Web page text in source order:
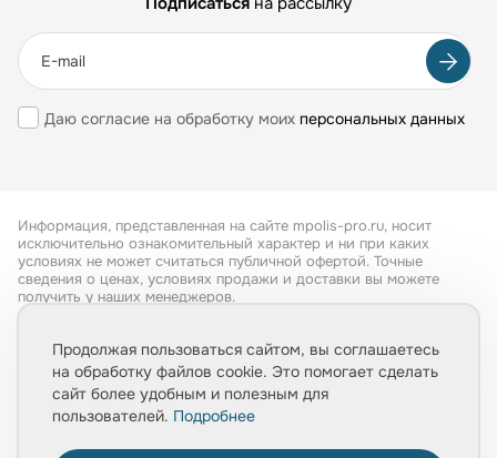
Даю согласие на обработку моих персональных данных
Информация, представленная на сайте mpolis-pro.ru, носит
исключительно ознакомительный характер и ни при каких
условиях не может считаться публичной офертой. Точные
сведения о ценах, условиях продажи и доставки вы можете
получить у наших менеджеров.
Обработка персональных данных
Политика конфиденциальности
Продолжая пользоваться сайтом, вы соглашаетесь
на обработку файлов cookie. Это помогает сделать
сайт более удобным и полезным для
пользователей. Подробнее